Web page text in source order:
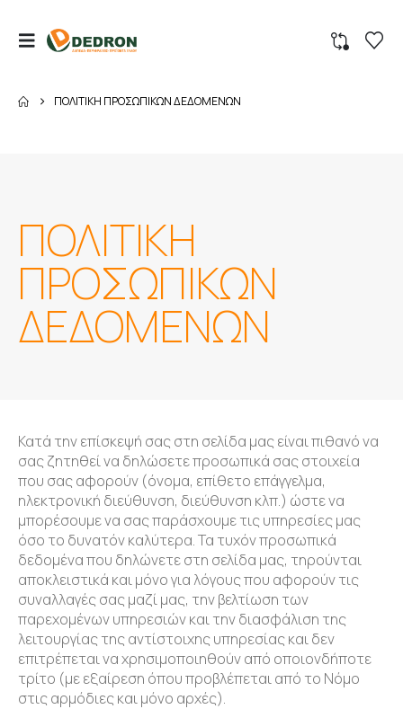
ΠΟΛΙΤΙΚΗ ΠΡΟΣΩΠΙΚΩΝ ΔΕΔΟΜΕΝΩΝ
ΠΟΛΙΤΙΚΗ
ΠΡΟΣΩΠΙΚΩΝ
ΔΕΔΟΜΕΝΩΝ
Κατά την επίσκεψή σας στη σελίδα μας είναι πιθανό να
σας ζητηθεί να δηλώσετε προσωπικά σας στοιχεία
που σας αφορούν (όνομα, επίθετο επάγγελμα,
ηλεκτρονική διεύθυνση, διεύθυνση κλπ.) ώστε να
μπορέσουμε να σας παράσχουμε τις υπηρεσίες μας
όσο το δυνατόν καλύτερα. Τα τυχόν προσωπικά
δεδομένα που δηλώνετε στη σελίδα μας, τηρούνται
αποκλειστικά και μόνο για λόγους που αφορούν τις
συναλλαγές σας μαζί μας, την βελτίωση των
παρεχομένων υπηρεσιών και την διασφάλιση της
λειτουργίας της αντίστοιχης υπηρεσίας και δεν
επιτρέπεται να χρησιμοποιηθούν από οποιονδήποτε
τρίτο (με εξαίρεση όπου προβλέπεται από το Νόμο
στις αρμόδιες και μόνο αρχές).